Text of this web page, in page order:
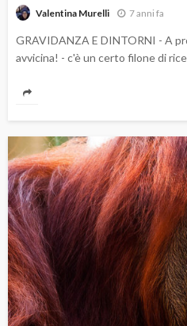
Valentina Murelli 7 anni fa
GRAVIDANZA E DINTORNI - A
avvicina! - c'è un certo filone di